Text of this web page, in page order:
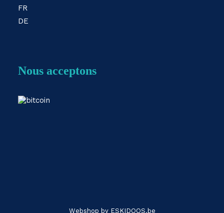
FR
DE
Nous acceptons
Webshop by ESKIDOOS.be